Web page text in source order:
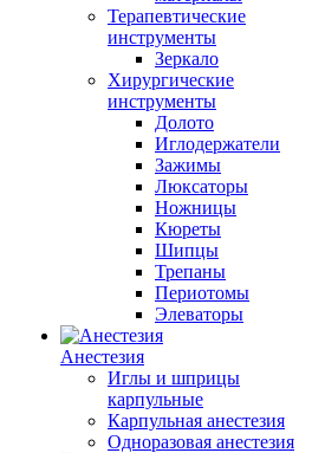
Терапевтические
инструменты
Зеркало
Хирургические
инструменты
Долото
Иглодержатели
Зажимы
Люксаторы
Ножницы
Кюреты
Шипцы
Трепаны
Периотомы
Элеваторы
Анестезия
Иглы и шприцы
карпульные
Карпульная анестезия
Одноразовая анестезия